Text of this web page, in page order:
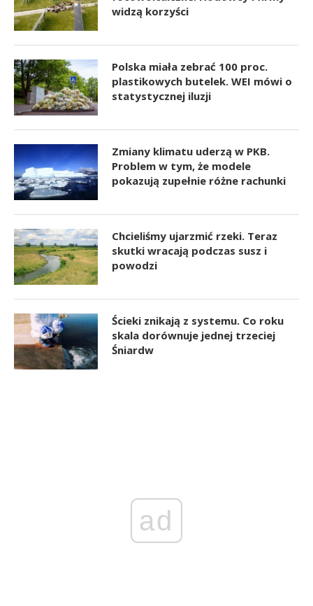
widzą korzyści
Polska miała zebrać 100 proc.
plastikowych butelek. WEI mówi o
statystycznej iluzji
Zmiany klimatu uderzą w PKB.
Problem w tym, że modele
pokazują zupełnie różne rachunki
Chcieliśmy ujarzmić rzeki. Teraz
skutki wracają podczas susz i
powodzi
Ścieki znikają z systemu. Co roku
skala dorównuje jednej trzeciej
Śniardw
ad